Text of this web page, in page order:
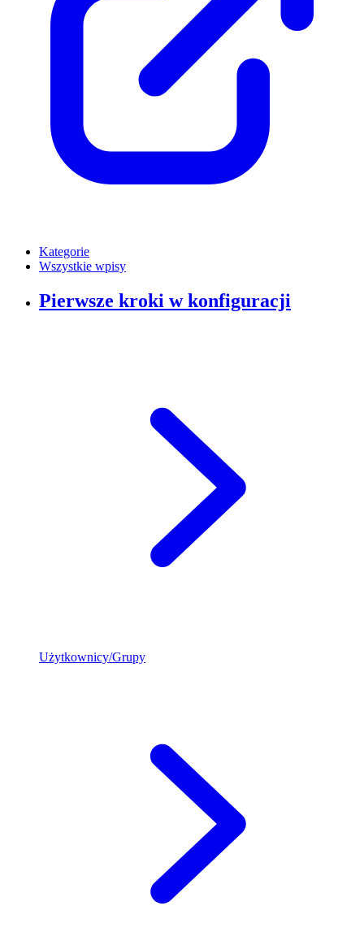
Kategorie
Wszystkie wpisy
Pierwsze kroki w konfiguracji
Użytkownicy/Grupy